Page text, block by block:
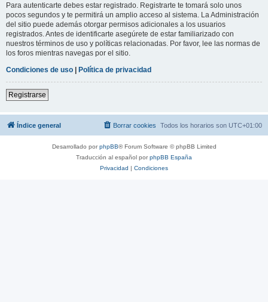
Para autenticarte debes estar registrado. Registrarte te tomará solo unos
pocos segundos y te permitirá un amplio acceso al sistema. La Administración
del sitio puede además otorgar permisos adicionales a los usuarios
registrados. Antes de identificarte asegúrete de estar familiarizado con
nuestros términos de uso y políticas relacionadas. Por favor, lee las normas de
los foros mientras navegas por el sitio.
Condiciones de uso | Política de privacidad
Registrarse
Índice general Todos los horarios son UTC+01:00
Borrar cookies
Desarrollado porphpBB® Forum Software © phpBB Limited
Traducción al español porphpBB España
Privacidad | Condiciones